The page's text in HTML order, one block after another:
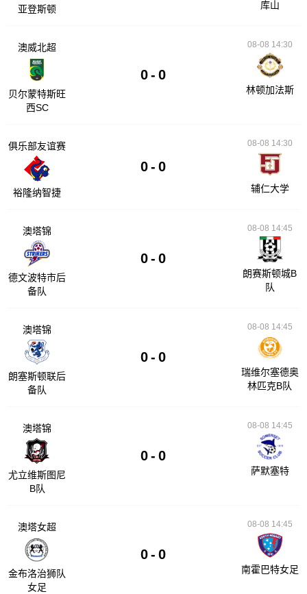
亚登斯顿 库山
澳威北超
贝尔蒙特斯旺
西SC
0 - 0
08-08 14:30
林顿加法斯
俱乐部友谊赛
裕隆纳智捷
0 - 0
08-08 14:30
辅仁大学
澳塔锦
德文波特市后
备队
0 - 0
08-08 14:45
朗赛斯顿城B
队
澳塔锦
朗塞斯顿联后
备队
0 - 0
08-08 14:45
瑞维尔塞德奥
林匹克B队
澳塔锦
尤立维斯图尼
B队
0 - 0
08-08 14:45
萨默塞特
澳塔女超
金布洛治狮队
女足
0 - 0
08-08 14:45
南霍巴特女足